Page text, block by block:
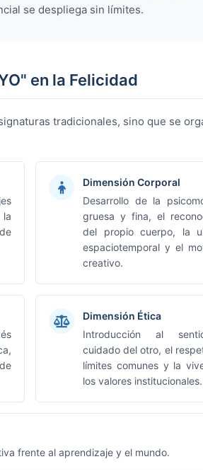
se despliega sin límites.
en la Felicidad
tradicionales, sino que se
Dimensión Corporal
Desarrollo de la
gruesa y fina, el
del propio cuerpo, la
espaciotemporal y el
creativo.
Dimensión Ética
Introducción al
cuidado del otro, el
límites comunes y la
los valores institucionales.
frente al aprendizaje y el mundo.